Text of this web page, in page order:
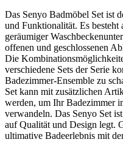
Das Senyo Badmöbel Set ist
und Funktionalität. Es
geräumiger
offenen und geschlossenen
Die
verschiedene Sets der Serie
Badezimmer-Ensemble zu
Set kann mit zusätzlichen
werden, um Ihr Badezimmer
verwandeln. Das Senyo Set
auf Qualität und Design legt.
ultimative Badeerlebnis mit